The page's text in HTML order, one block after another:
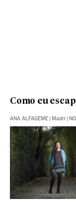
Como eu
ANA ALFAGEME Madri